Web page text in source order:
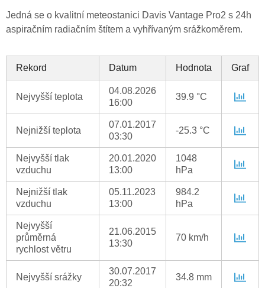
Jedná se o kvalitní meteostanici Davis Vantage Pro2 s 24h
aspiračním radiačním štítem a vyhřívaným srážkoměrem.
Rekord Datum Hodnota Graf
Nejvyšší teplota
04.08.2026
16:00
39.9 °C
Nejnižší teplota
07.01.2017
03:30
-25.3 °C
Nejvyšší tlak
vzduchu
20.01.2020
13:00
1048
hPa
Nejnižší tlak
vzduchu
05.11.2023
13:00
984.2
hPa
Nejvyšší
průměrná
rychlost větru
21.06.2015
13:30
70 km/h
Nejvyšší srážky
30.07.2017
20:32
34.8 mm